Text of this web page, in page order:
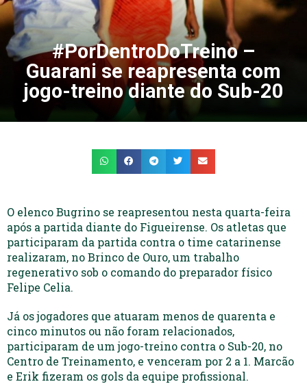
#PorDentroDoTreino –
Guarani se reapresenta com
jogo-treino diante do Sub-20
O elenco Bugrino se reapresentou nesta quarta-feira
após a partida diante do Figueirense. Os atletas que
participaram da partida contra o time catarinense
realizaram, no Brinco de Ouro, um trabalho
regenerativo sob o comando do preparador físico
Felipe Celia.
Já os jogadores que atuaram menos de quarenta e
cinco minutos ou não foram relacionados,
participaram de um jogo-treino contra o Sub-20, no
Centro de Treinamento, e venceram por 2 a 1. Marcão
e Erik fizeram os gols da equipe profissional.